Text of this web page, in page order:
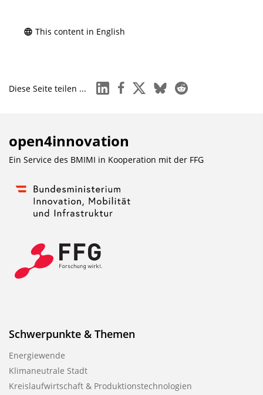
This content in English
Diese Seite teilen ... linkedinfacebook
x blueskyreddit
open4innovation
Ein Service des BMIMI in Kooperation mit der FFG
Schwerpunkte & Themen
Energiewende
Klimaneutrale Stadt
Kreislaufwirtschaft & Produktionstechnologien